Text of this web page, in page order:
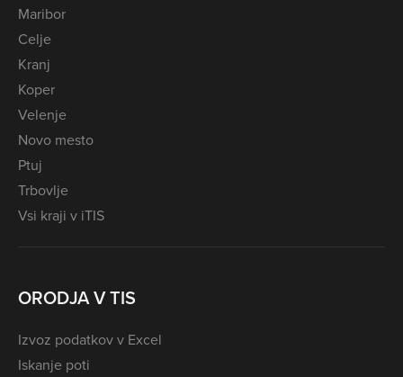
Maribor
Celje
Kranj
Koper
Velenje
Novo mesto
Ptuj
Trbovlje
Vsi kraji v iTIS
ORODJA V TIS
Izvoz podatkov v Excel
Iskanje poti